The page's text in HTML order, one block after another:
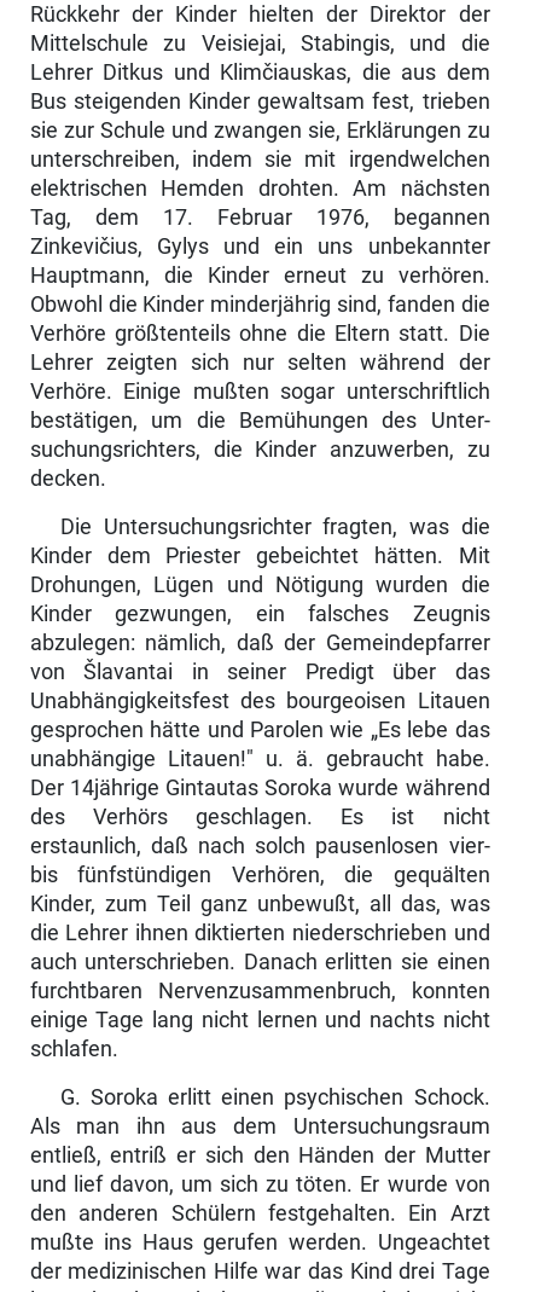
Rückkehr der Kinder hielten der Direktor der
Mittelschule zu Veisiejai, Stabingis, und die
Lehrer Ditkus und Klimčiauskas, die aus dem
Bus steigenden Kinder gewaltsam fest, trieben
sie zur Schule und zwangen sie, Erklärungen zu
unterschreiben, indem sie mit irgendwelchen
elektrischen Hemden drohten. Am nächsten
Tag, dem 17. Februar 1976, begannen
Zinkevičius, Gylys und ein uns unbekannter
Hauptmann, die Kinder erneut zu verhören.
Obwohl die Kinder minderjährig sind, fanden die
Verhöre größtenteils ohne die Eltern statt. Die
Lehrer zeigten sich nur selten während der
Verhöre. Einige mußten sogar unterschriftlich
bestätigen, um die Bemühungen des Unter­
suchungsrichters, die Kinder anzuwerben, zu
decken.
Die Untersuchungsrichter fragten, was die
Kinder dem Priester gebeichtet hätten. Mit
Drohungen, Lügen und Nötigung wurden die
Kinder gezwungen, ein falsches Zeugnis
abzulegen: nämlich, daß der Gemeindepfarrer
von Šla­vantai in seiner Predigt über das
Unabhängigkeitsfest des bourgeoisen Li­tauen
gesprochen hätte und Parolen wie „Es lebe das
unabhängige Litauen!" u. ä. gebraucht habe.
Der 14jährige Gintautas Soroka wurde während
des Verhörs geschlagen. Es ist nicht
erstaunlich, daß nach solch pausenlosen vier-
bis fünfstündigen Verhören, die gequälten
Kinder, zum Teil ganz unbe­wußt, all das, was
die Lehrer ihnen diktierten niederschrieben und
auch unterschrieben. Danach erlitten sie einen
furchtbaren Nervenzusammen­bruch, konnten
einige Tage lang nicht lernen und nachts nicht
schlafen.
G. Soroka erlitt einen psychischen Schock.
Als man ihn aus dem Unter­suchungsraum
entließ, entriß er sich den Händen der Mutter
und lief davon, um sich zu töten. Er wurde von
den anderen Schülern festgehalten. Ein Arzt
mußte ins Haus gerufen werden. Ungeachtet
der medizinischen Hilfe war das Kind drei Tage